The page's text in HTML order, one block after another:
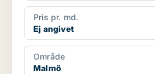
Pris pr. md.
Ej angivet
Område
Malmö